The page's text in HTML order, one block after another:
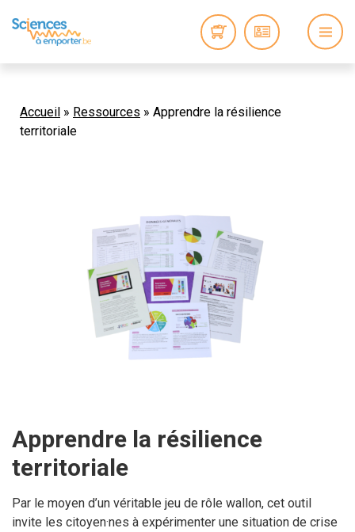
Accueil » Ressources » Apprendre la résilience
territoriale
Apprendre la résilience
territoriale
Par le moyen d’un véritable jeu de rôle wallon, cet outil
invite les citoyen·nes à expérimenter une situation de crise